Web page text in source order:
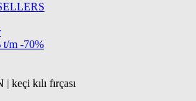
t/m -70%
keçi kılı fırçası